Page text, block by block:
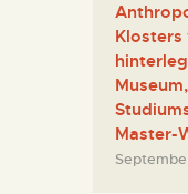
Klosters
Master-